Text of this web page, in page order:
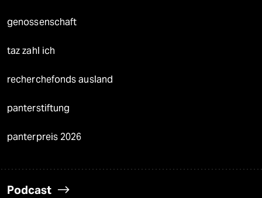
genossenschaft
taz zahl ich
recherchefonds ausland
panterstiftung
panterpreis 2026
Podcast